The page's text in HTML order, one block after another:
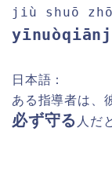
jiù shuō
日本語：
ある指導者は、
必ず守る 人だ